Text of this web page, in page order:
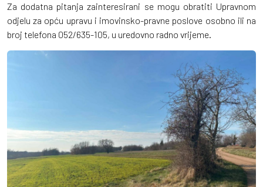
Za dodatna pitanja zainteresirani se mogu obratiti Upravnom
odjelu za opću upravu i imovinsko-pravne poslove osobno ili na
broj telefona 052/635-105, u uredovno radno vrijeme.